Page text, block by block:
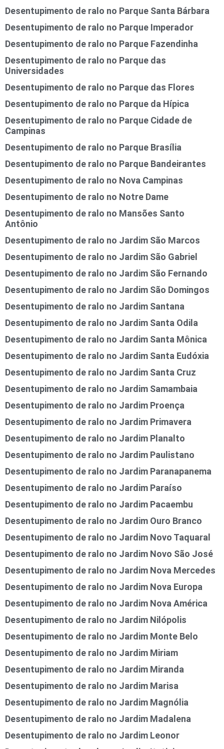
Desentupimento de ralo no Parque Santa Bárbara
Desentupimento de ralo no Parque Imperador
Desentupimento de ralo no Parque Fazendinha
Desentupimento de ralo no Parque das
Universidades
Desentupimento de ralo no Parque das Flores
Desentupimento de ralo no Parque da Hípica
Desentupimento de ralo no Parque Cidade de
Campinas
Desentupimento de ralo no Parque Brasília
Desentupimento de ralo no Parque Bandeirantes
Desentupimento de ralo no Nova Campinas
Desentupimento de ralo no Notre Dame
Desentupimento de ralo no Mansões Santo
Antônio
Desentupimento de ralo no Jardim São Marcos
Desentupimento de ralo no Jardim São Gabriel
Desentupimento de ralo no Jardim São Fernando
Desentupimento de ralo no Jardim São Domingos
Desentupimento de ralo no Jardim Santana
Desentupimento de ralo no Jardim Santa Odila
Desentupimento de ralo no Jardim Santa Mônica
Desentupimento de ralo no Jardim Santa Eudóxia
Desentupimento de ralo no Jardim Santa Cruz
Desentupimento de ralo no Jardim Samambaia
Desentupimento de ralo no Jardim Proença
Desentupimento de ralo no Jardim Primavera
Desentupimento de ralo no Jardim Planalto
Desentupimento de ralo no Jardim Paulistano
Desentupimento de ralo no Jardim Paranapanema
Desentupimento de ralo no Jardim Paraíso
Desentupimento de ralo no Jardim Pacaembu
Desentupimento de ralo no Jardim Ouro Branco
Desentupimento de ralo no Jardim Novo Taquaral
Desentupimento de ralo no Jardim Novo São José
Desentupimento de ralo no Jardim Nova Mercedes
Desentupimento de ralo no Jardim Nova Europa
Desentupimento de ralo no Jardim Nova América
Desentupimento de ralo no Jardim Nilópolis
Desentupimento de ralo no Jardim Monte Belo
Desentupimento de ralo no Jardim Miriam
Desentupimento de ralo no Jardim Miranda
Desentupimento de ralo no Jardim Marisa
Desentupimento de ralo no Jardim Magnólia
Desentupimento de ralo no Jardim Madalena
Desentupimento de ralo no Jardim Leonor